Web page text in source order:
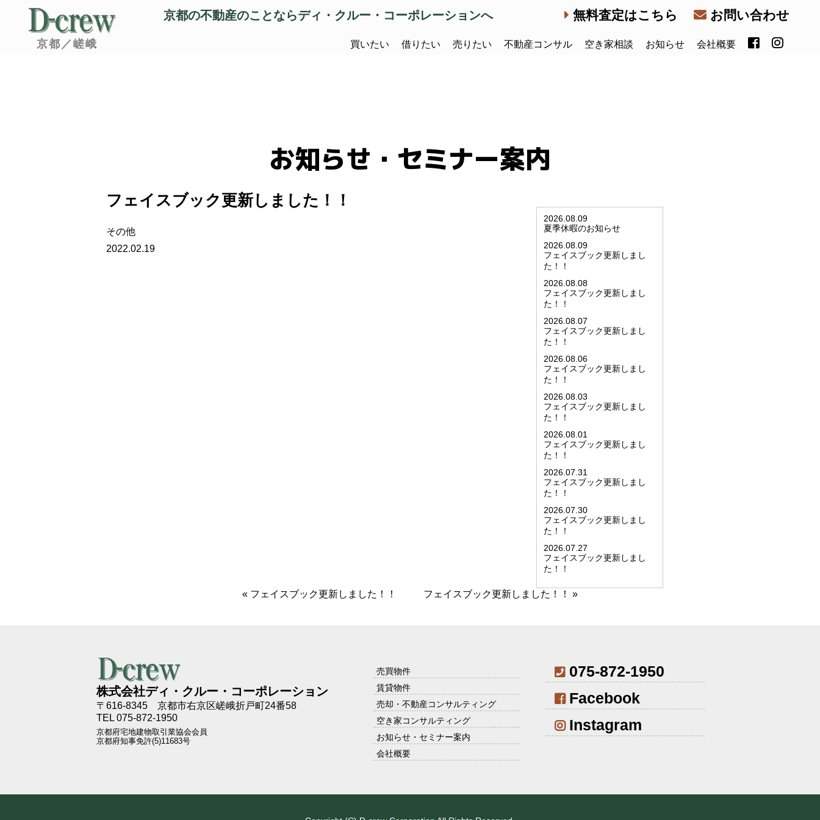
京都の不動産のことならディ・クルー・コーポレーションへ 無料査定はこちら お問い合わせ
京都／嵯峨 買いたい 借りたい 売りたい 不動産コンサル 空き家相談 お知らせ 会社概要
お知らせ・セミナー案内
フェイスブック更新しました！！
その他
2022.02.19
2026.08.09
夏季休暇のお知らせ
2026.08.09
フェイスブック更新しまし
た！！
2026.08.08
フェイスブック更新しまし
た！！
2026.08.07
フェイスブック更新しまし
た！！
2026.08.06
フェイスブック更新しまし
た！！
2026.08.03
フェイスブック更新しまし
た！！
2026.08.01
フェイスブック更新しまし
た！！
2026.07.31
フェイスブック更新しまし
た！！
2026.07.30
フェイスブック更新しまし
た！！
2026.07.27
フェイスブック更新しまし
た！！
« フェイスブック更新しました！！ フェイスブック更新しました！！ »
株式会社ディ・クルー・コーポレーション
〒616-8345京都市右京区嵯峨折戸町24番58
TEL 075-872-1950
京都府宅地建物取引業協会会員
京都府知事免許(5)11683号
売買物件
賃貸物件
売却・不動産コンサルティング
空き家コンサルティング
お知らせ・セミナー案内
会社概要
075-872-1950
Facebook
Instagram